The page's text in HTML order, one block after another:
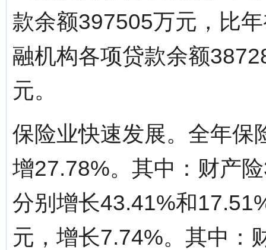
款余额397505万元，比
融机构各项贷款余额
元。
保险业快速发展。全年保
增27.78%。其中：财产
分别增长43.41%和
元，增长7.74%。其中：